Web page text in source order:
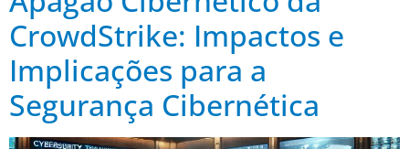
CrowdStrike: Impactos e
Implicações para a
Segurança Cibernética